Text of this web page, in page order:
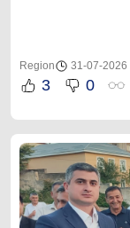
Region 31-07-2026
3 0